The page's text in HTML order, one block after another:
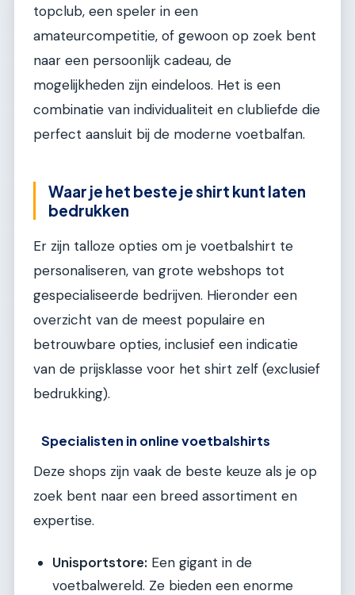
topclub, een speler in een
amateurcompetitie, of gewoon op zoek bent
naar een persoonlijk cadeau, de
mogelijkheden zijn eindeloos. Het is een
combinatie van individualiteit en clubliefde die
perfect aansluit bij de moderne voetbalfan.
Waar je het beste je shirt kunt laten
bedrukken
Er zijn talloze opties om je voetbalshirt te
personaliseren, van grote webshops tot
gespecialiseerde bedrijven. Hieronder een
overzicht van de meest populaire en
betrouwbare opties, inclusief een indicatie
van de prijsklasse voor het shirt zelf (exclusief
bedrukking).
Specialisten in online voetbalshirts
Deze shops zijn vaak de beste keuze als je op
zoek bent naar een breed assortiment en
expertise.
Unisportstore: Een gigant in de
voetbalwereld. Ze bieden een enorme